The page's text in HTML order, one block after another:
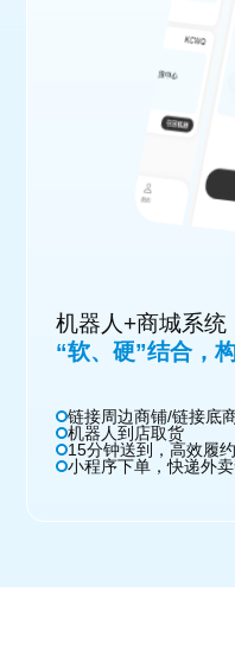
机器人+商城系统
“软、硬”结合，
链接周边商铺/链接底
机器人到店取货
15分钟送到，高效履
小程序下单，快递外